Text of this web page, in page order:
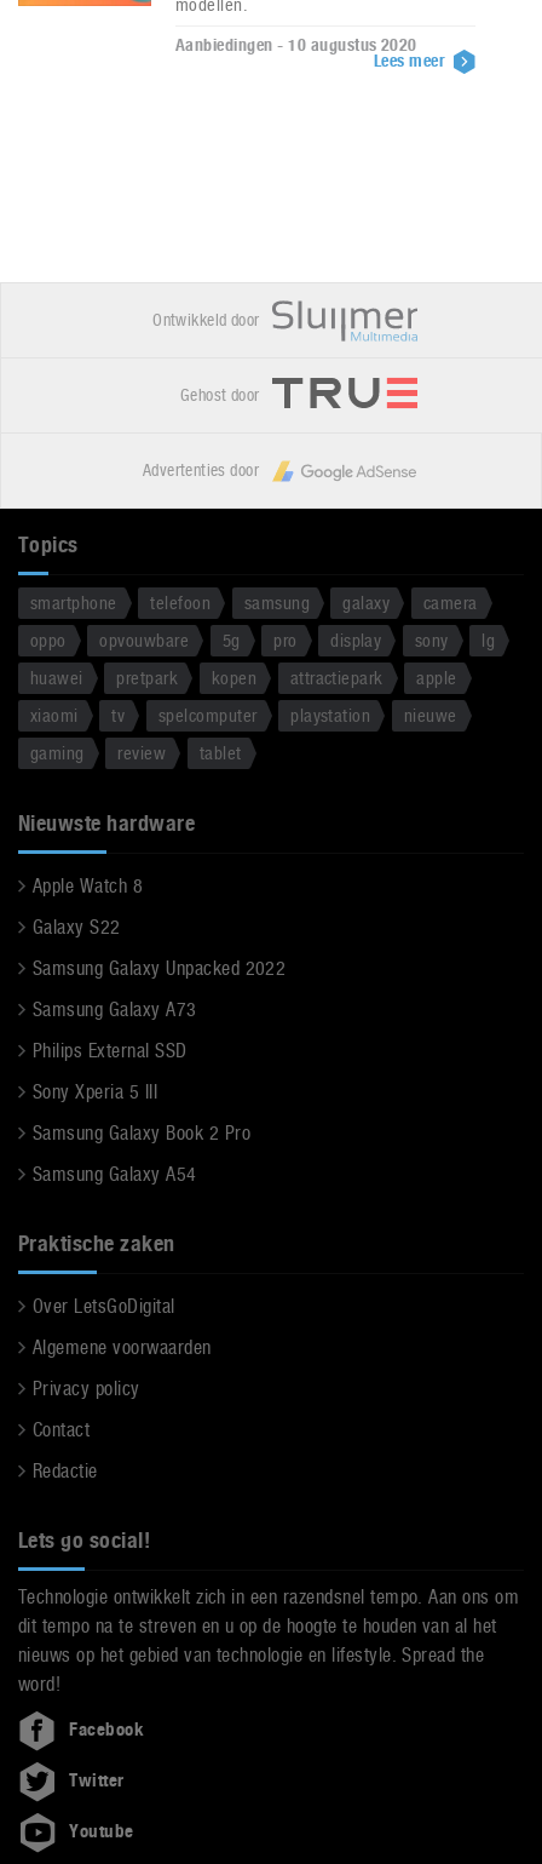
modellen.
Aanbiedingen - 10 augustus 2020
Lees meer
Ontwikkeld door
Gehost door
Advertenties door
Topics
smartphone telefoon samsung galaxy
camera
oppo
opvouwbare 5g pro display sony
lg
huawei
pretpark kopen attractiepark
apple
xiaomi
tv spelcomputer playstation
nieuwe
gaming
review tablet
Nieuwste hardware
Apple Watch 8
Galaxy S22
Samsung Galaxy Unpacked 2022
Samsung Galaxy A73
Philips External SSD
Sony Xperia 5 III
Samsung Galaxy Book 2 Pro
Samsung Galaxy A54
Praktische zaken
Over LetsGoDigital
Algemene voorwaarden
Privacy policy
Contact
Redactie
Lets go social!
Technologie ontwikkelt zich in een razendsnel tempo. Aan ons om
dit tempo na te streven en u op de hoogte te houden van al het
nieuws op het gebied van technologie en lifestyle. Spread the
word!
Facebook
Twitter
Youtube